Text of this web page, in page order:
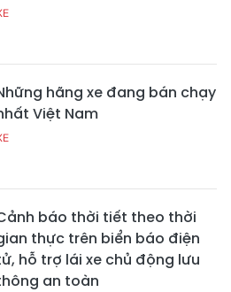
hãng xe đang bán chạy
Việt Nam
báo thời tiết theo thời
thực trên biển báo điện
hỗ trợ lái xe chủ động lưu
an toàn